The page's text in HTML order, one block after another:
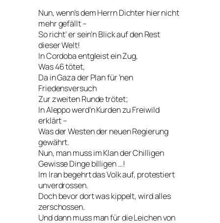
Nun, wenn’s dem Herrn Dichter hier nicht
mehr gefällt –
So richt‘ er sein’n Blick auf den Rest
dieser Welt!
In Cordoba entgleist ein Zug,
Was 46 tötet,
Da in Gaza der Plan für ’nen
Friedensversuch
Zur zweiten Runde trötet;
In Aleppo werd’n Kurden zu Freiwild
erklärt –
Was der Westen der neuen Regierung
gewährt.
Nun, man muss im Klan der Chilligen
Gewisse Dinge billigen …!
Im Iran begehrt das Volk auf, protestiert
unverdrossen.
Doch bevor dort was kippelt, wird alles
zerschossen.
Und dann muss man für die Leichen von